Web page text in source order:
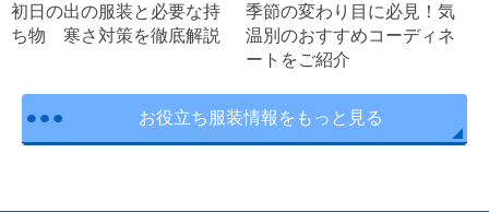
初日の出の服装と必要な持
ち物 寒さ対策を徹底解説
季節の変わり目に必見！気
温別のおすすめコーディネ
ートをご紹介
お役立ち服装情報をもっと見る